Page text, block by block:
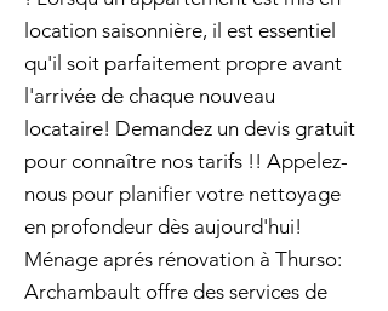
location saisonnière, il est essentiel
qu'il soit parfaitement propre avant
l'arrivée de chaque nouveau
locataire! Demandez un devis gratuit
pour connaître nos tarifs !! Appelez-
nous pour planifier votre nettoyage
en profondeur dès aujourd'hui!
Ménage aprés rénovation à Thurso:
Archambault offre des services de